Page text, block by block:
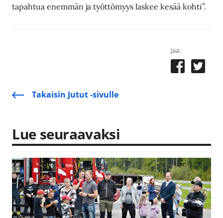
tapahtua enemmän ja työttömyys laskee kesää kohti”.
Jaa:
Takaisin Jutut -sivulle
Lue seuraavaksi